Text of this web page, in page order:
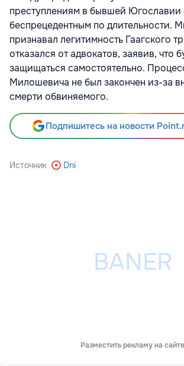
преступлениям в бывшей Югославии
беспрецедентным по длительности.
признавал легитимность Гаагского
отказался от адвокатов, заявив, что
защищаться самостоятельно.
Милошевича не был закончен из-за
смерти обвиняемого.
Подпишитесь на новости
Источник Dni
Разместить рекламу на сайте